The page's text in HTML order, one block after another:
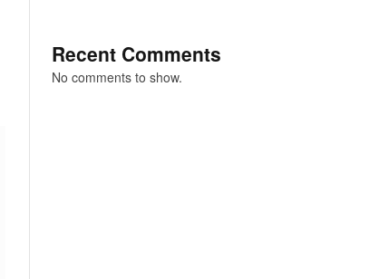
Recent Comments
No comments to show.